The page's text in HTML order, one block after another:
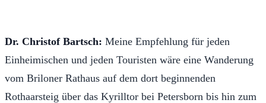
Dr. Christof Bartsch: Meine Empfehlung für jeden
Einheimischen und jeden Touristen wäre eine Wanderung
vom Briloner Rathaus auf dem dort beginnenden
Rothaarsteig über das Kyrilltor bei Petersborn bis hin zum